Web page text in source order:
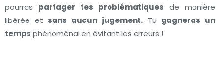
pourras partager tes problématiques de manière
libérée et sans aucun jugement.Tu gagneras un
temps phénoménal en évitant les erreurs !